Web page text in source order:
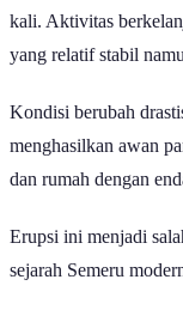
kali. Aktivitas
yang relatif stabil
Kondisi berubah
menghasilkan awan
dan rumah dengan
Erupsi ini menjadi
sejarah Semeru